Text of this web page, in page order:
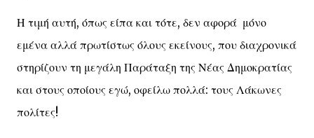
Η τιμή αυτή, όπως είπα και τότε, δεν αφορά μόνο
εμένα αλλά πρωτίστως όλους εκείνους, που διαχρονικά
στηρίζουν τη μεγάλη Παράταξη της Νέας Δημοκρατίας
και στους οποίους εγώ, οφείλω πολλά: τους Λάκωνες
πολίτες!